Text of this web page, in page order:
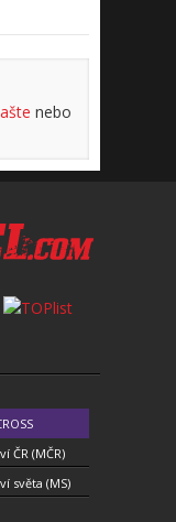
nebo
ČR (MČR)
světa (MS)